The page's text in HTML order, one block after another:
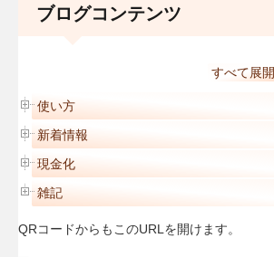
ブログコンテンツ
すべて展開
使い方
新着情報
現金化
雑記
QRコードからもこのURLを開けます。